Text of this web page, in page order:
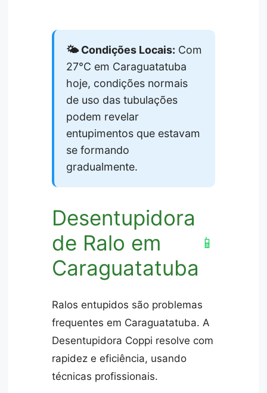
🌤️ Condições Locais: Com
27°C em Caraguatatuba
hoje, condições normais
de uso das tubulações
podem revelar
entupimentos que estavam
se formando
gradualmente.
Desentupidora
de Ralo em
Caraguatatuba
📱
Ralos entupidos são problemas
frequentes em Caraguatatuba. A
Desentupidora Coppi resolve com
rapidez e eficiência, usando
técnicas profissionais.